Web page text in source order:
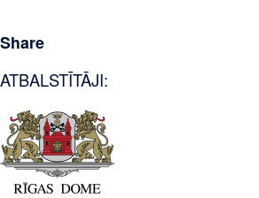
Share
ATBALSTĪTĀJI: